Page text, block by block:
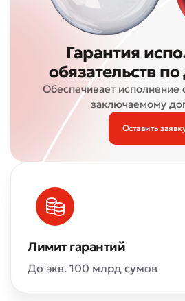
Гарантия
обязательств
Обеспечивает исполнение
заключаемому
Оставить
Лимит гарантий
До экв. 100 млрд сумов